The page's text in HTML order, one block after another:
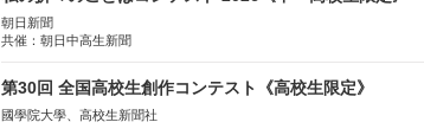
朝日新聞
共催：朝日中高生新聞
第30回 全国高校生創作コンテスト《高校生限定》
國學院大學、高校生新聞社